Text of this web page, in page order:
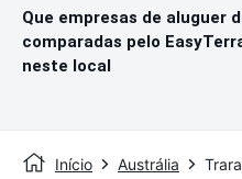
Que empresas de aluguer
comparadas pelo
neste local
Início Austrália